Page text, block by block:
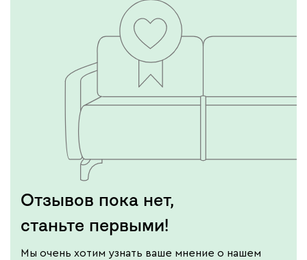
Отзывов пока нет,
станьте первыми!
Мы очень хотим узнать ваше мнение о нашем